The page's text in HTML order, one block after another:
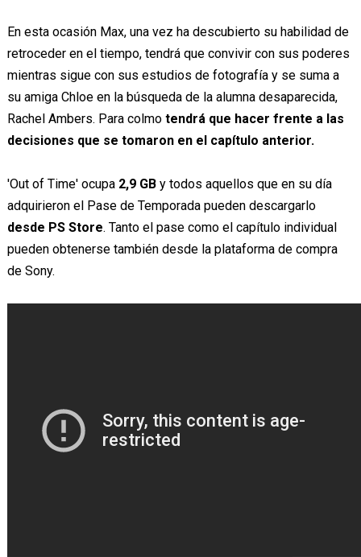
En esta ocasión Max, una vez ha descubierto su habilidad de
retroceder en el tiempo, tendrá que convivir con sus poderes
mientras sigue con sus estudios de fotografía y se suma a
su amiga Chloe en la búsqueda de la alumna desaparecida,
Rachel Ambers. Para colmo tendrá que hacer frente a las
decisiones que se tomaron en el capítulo anterior.
'Out of Time' ocupa 2,9 GBy todos aquellos que en su día
adquirieron el Pase de Temporada pueden descargarlo
desde PS Store. Tanto el pase como el capítulo individual
pueden obtenerse también desde la plataforma de compra
de Sony.